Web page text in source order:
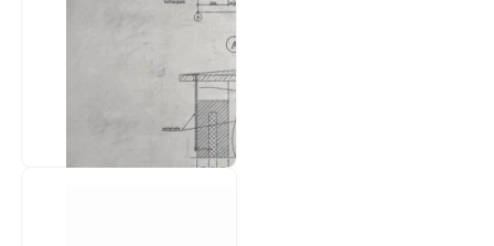
pelaksanaan, hingga